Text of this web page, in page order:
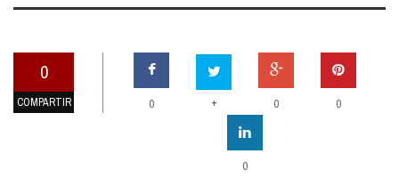
0
COMPARTIR 0 + 0 0
0